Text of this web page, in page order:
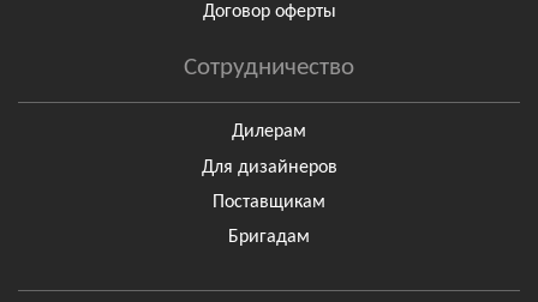
Договор оферты
Сотрудничество
Дилерам
Для дизайнеров
Поставщикам
Бригадам